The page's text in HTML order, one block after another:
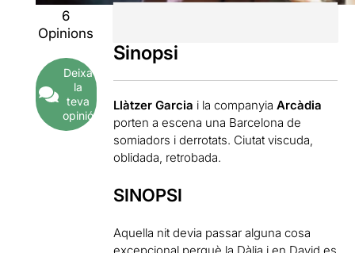
6
Opinions
Deixa
la
teva
opinió
Sinopsi
Llàtzer Garcia i la companyiaArcàdia
porten a escena una Barcelona de
somiadors i derrotats. Ciutat viscuda,
oblidada, retrobada.
SINOPSI
Aquella nit devia passar alguna cosa